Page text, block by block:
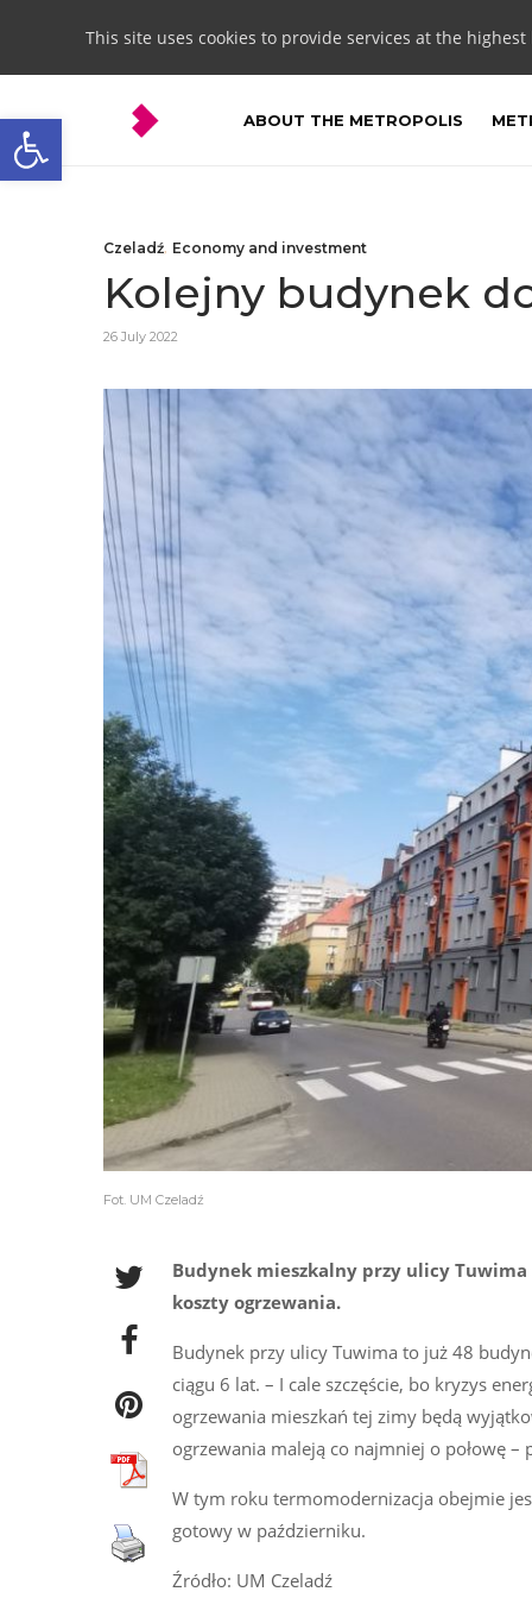
Open toolbar
This site uses cookies to provide services at the
ABOUT THE METROPOLIS
Czeladź, Economy and investment
Kolejny budynek
26 July 2022
Fot. UM Czeladź
Budynek mieszkalny przy ulicy
koszty ogrzewania.
Budynek przy ulicy Tuwima to już 48
ciągu 6 lat. – I cale szczęście, bo kryzys
ogrzewania mieszkań tej zimy będą
ogrzewania maleją co najmniej o połowę
W tym roku termomodernizacja obejmie
gotowy w październiku.
Źródło: UM Czeladź